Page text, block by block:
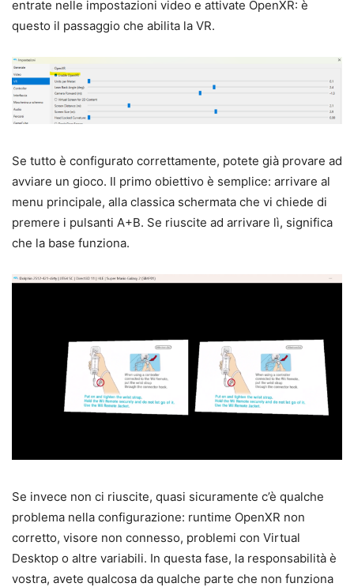
entrate nelle impostazioni video e attivate OpenXR: è
questo il passaggio che abilita la VR.
Se tutto è configurato correttamente, potete già provare ad
avviare un gioco. Il primo obiettivo è semplice: arrivare al
menu principale, alla classica schermata che vi chiede di
premere i pulsanti A+B. Se riuscite ad arrivare lì, significa
che la base funziona.
Se invece non ci riuscite, quasi sicuramente c’è qualche
problema nella configurazione: runtime OpenXR non
corretto, visore non connesso, problemi con Virtual
Desktop o altre variabili. In questa fase, la responsabilità è
vostra, avete qualcosa da qualche parte che non funziona